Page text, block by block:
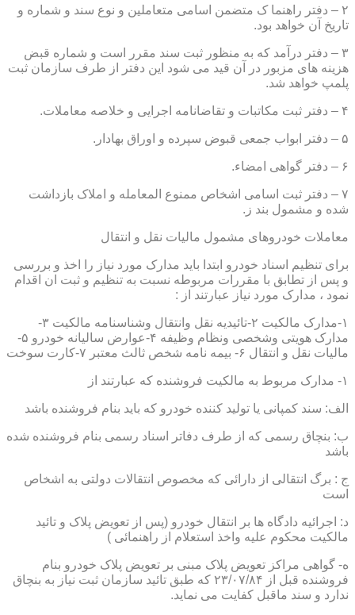
۲ – دفتر راهنما ک متضمن اسامی متعاملین و نوع سند و شماره و
تاریخ آن خواهد بود.
۳ – دفتر درآمد که به منظور ثبت سند مقرر است و شماره قبض
هزینه های مزبور در آن قید می شود این دفتر از طرف سازمان ثبت
پلمپ خواهد شد.
۴ – دفتر ثبت مکاتبات و تقاضانامه اجرایی و خلاصه معاملات.
۵ – دفتر ابواب جمعی قبوض سپرده و اوراق بهادار.
۶ – دفتر گواهی امضاء.
۷ – دفتر ثبت اسامی اشخاص ممنوع المعامله و املاک بازداشت
شده و مشمول بند ز.
معاملات خودروهای مشمول مالیات نقل و انتقال
برای تنظیم اسناد خودرو ابتدا باید مدارک مورد نیاز را اخذ و بررسی
و پس از تطابق با مقررات مربوطه نسبت به تنظیم و ثبت ان اقدام
نمود ، مدارک مورد نیاز عبارتند از :
۱-مدارک مالکیت ۲-تائیدیه نقل وانتقال وشناسنامه مالکیت ۳-
مدارک هویتی وشخصی ونظام وظیفه ۴-عوارض سالیانه خودرو ۵-
مالیات نقل و انتقال ۶- بیمه نامه شخص ثالث معتبر ۷-کارت سوخت
۱- مدارک مربوط به مالکیت فروشنده که عبارتند از
الف: سند کمپانی یا تولید کننده خودرو که باید بنام فروشنده باشد
ب: بنچاق رسمی که از طرف دفاتر اسناد رسمی بنام فروشنده شده
باشد
ج : برگ انتقالی از دارائی که مخصوص انتقالات دولتی به اشخاص
است
د: اجرائیه دادگاه ها بر انتقال خودرو (پس از تعویض پلاک و تائید
مالکیت محکوم علیه واخذ استعلام از راهنمائی )
ه- گواهی مراکز تعویض پلاک مبنی بر تعویض پلاک خودرو بنام
فروشنده قبل از ۲۳/۰۷/۸۴ که طبق تائید سازمان ثبت نیاز به بنچاق
ندارد و سند ماقبل کفایت می نماید.